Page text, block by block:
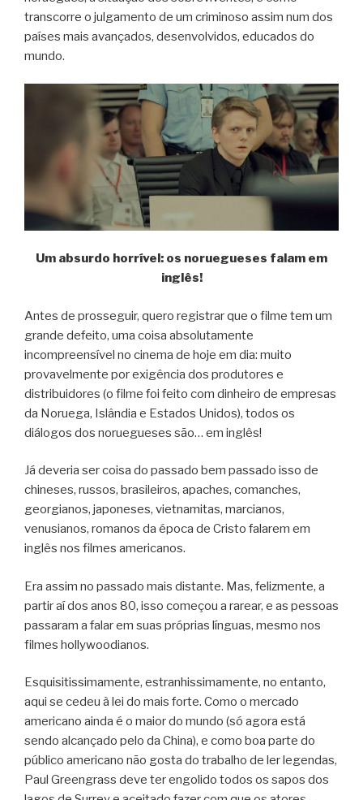
transcorre o julgamento de um criminoso assim num dos
países mais avançados, desenvolvidos, educados do
mundo.
Um absurdo horrível: os noruegueses falam em
inglês!
Antes de prosseguir, quero registrar que o filme tem um
grande defeito, uma coisa absolutamente
incompreensível no cinema de hoje em dia: muito
provavelmente por exigência dos produtores e
distribuidores (o filme foi feito com dinheiro de empresas
da Noruega, Islândia e Estados Unidos), todos os
diálogos dos noruegueses são… em inglês!
Já deveria ser coisa do passado bem passado isso de
chineses, russos, brasileiros, apaches, comanches,
georgianos, japoneses, vietnamitas, marcianos,
venusianos, romanos da época de Cristo falarem em
inglês nos filmes americanos.
Era assim no passado mais distante. Mas, felizmente, a
partir aí dos anos 80, isso começou a rarear, e as pessoas
passaram a falar em suas próprias línguas, mesmo nos
filmes hollywoodianos.
Esquisitissimamente, estranhissimamente, no entanto,
aqui se cedeu à lei do mais forte. Como o mercado
americano ainda é o maior do mundo (só agora está
sendo alcançado pelo da China), e como boa parte do
público americano não gosta do trabalho de ler legendas,
Paul Greengrass deve ter engolido todos os sapos dos